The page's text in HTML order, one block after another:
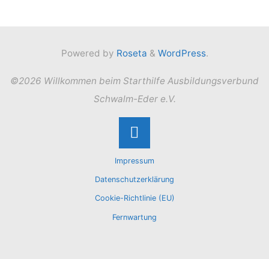
Powered by Roseta & WordPress.
©2026 Willkommen beim Starthilfe Ausbildungsverbund
Schwalm-Eder e.V.
Impressum
Datenschutzerklärung
Cookie-Richtlinie (EU)
Fernwartung
Back
to
Top